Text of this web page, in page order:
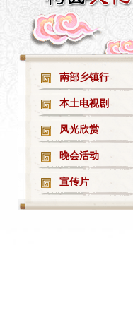
·印象广德
南部乡镇行
本土电视剧
风光欣赏
晚会活动
宣传片